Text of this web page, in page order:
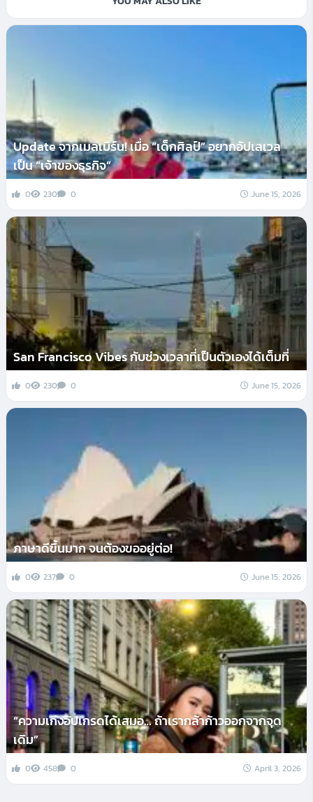
Update จากเมลเบิร์น! เมื่อ “เด็กศิลป์” อยากอัปเลเวล
เป็น “เจ้าของธุรกิจ”
0 230 0 June 15, 2026
San Francisco Vibes กับช่วงเวลาที่เป็นตัวเองได้เต็มที่
0 230 0 June 15, 2026
ภาษาดีขึ้นมาก จนต้องขออยู่ต่อ!
0 237 0 June 15, 2026
“ความเก่งอัปเกรดได้เสมอ… ถ้าเรากล้าก้าวออกจากจุด
เดิม”
0 458 0 April 3, 2026